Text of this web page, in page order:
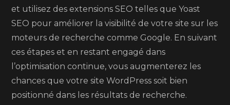
et utilisez des extensions SEO telles que Yoast
SEO pour améliorer la visibilité de votre site sur les
moteurs de recherche comme Google. En suivant
ces étapes et en restant engagé dans
l’optimisation continue, vous augmenterez les
chances que votre site WordPress soit bien
positionné dans les résultats de recherche.